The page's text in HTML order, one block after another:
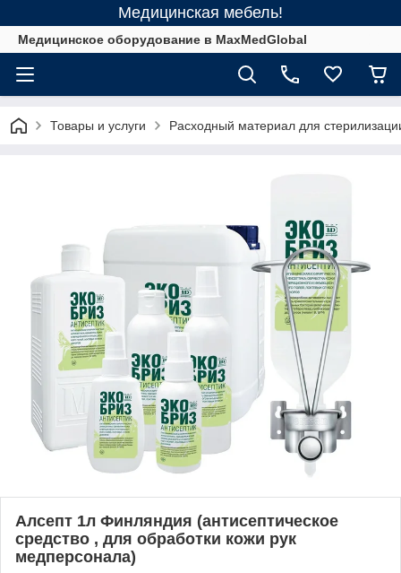
Медицинская мебель!
Медицинское оборудование в MaxMedGlobal
Товары и услуги Расходный материал для
Алсепт 1л Финляндия (антисептическое
средство , для обработки кожи рук
медперсонала)